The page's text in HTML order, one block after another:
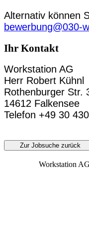
Alternativ können
bewerbung@030-
Ihr Kontakt
Workstation AG
Herr Robert Kühnl
Rothenburger Str.
14612 Falkensee
Telefon +49 30
Zur Jobsuche zurück
Workstation